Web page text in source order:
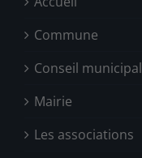
Commune
Conseil municipal
Mairie
Les associations